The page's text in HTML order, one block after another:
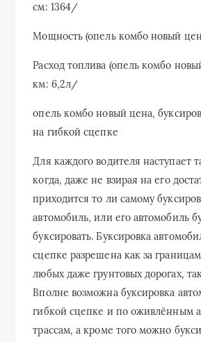
см: 1364/
Мощность (опель комбо новый
Расход топлива (опель комбо
км: 6,2л/
опель комбо новый цена,
на гибкой сцепке
Для каждого водителя наступает
когда, даже не взирая на его
приходится то ли самому
автомобиль, или его автомобиль
буксировать. Буксировка
сцепке разрешена как за
любых даже грунтовых дорогах,
Вполне возможна буксировка
гибкой сцепке и по оживлённым
трассам, а кроме того можно